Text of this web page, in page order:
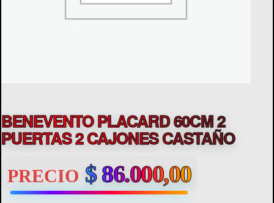
BENEVENTO PLACARD 60CM 2
PUERTAS 2 CAJONES CASTAÑO
PRECIO $86.000,00